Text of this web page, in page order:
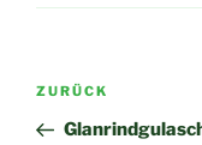
ZURÜCK